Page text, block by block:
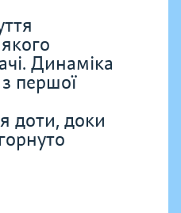
Динаміка
першої
доти, доки